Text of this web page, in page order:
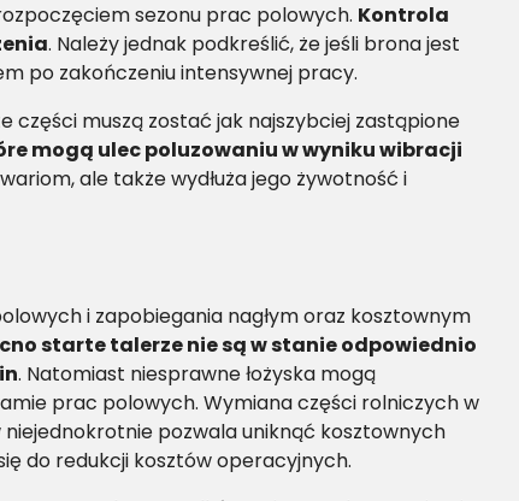
sezonu prac polowych. Kontrola
. Należy jednak podkreślić, że jeśli brona jest
po zakończeniu intensywnej pracy.
części muszą zostać jak najszybciej zastąpione
mogą ulec poluzowaniu w wyniku wibracji
ale także wydłuża jego żywotność i
i zapobiegania nagłym oraz kosztownym
starte talerze nie są w stanie odpowiednio
. Natomiast niesprawne łożyska mogą
prac polowych. Wymiana części rolniczych w
pozwala uniknąć kosztownych
do redukcji kosztów operacyjnych.